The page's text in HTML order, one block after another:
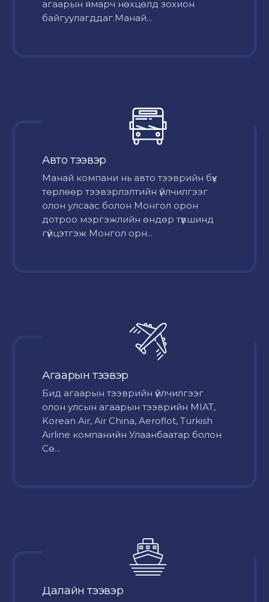
агаарын ямарч нөхцөлд зохион
байгуулагддаг.Манай...
Авто тээвэр
Mанай компани нь авто тээврийн бүх
төрлөөр тээвэрлэлтийн үйлчилгээг
олон улсаас болон Монгол орон
дотроо мэргэжлийн өндөр түвшинд
гүйцэтгэж Монгол орн...
Агаарын тээвэр
Бид агаарын тээврийн үйлчилгээг
олон улсын агаарын тээврийн MIAT,
Korean Air, Air China, Aeroflot, Turkish
Airline компанийн Улаанбаатар болон
Сө...
Далайн тээвэр